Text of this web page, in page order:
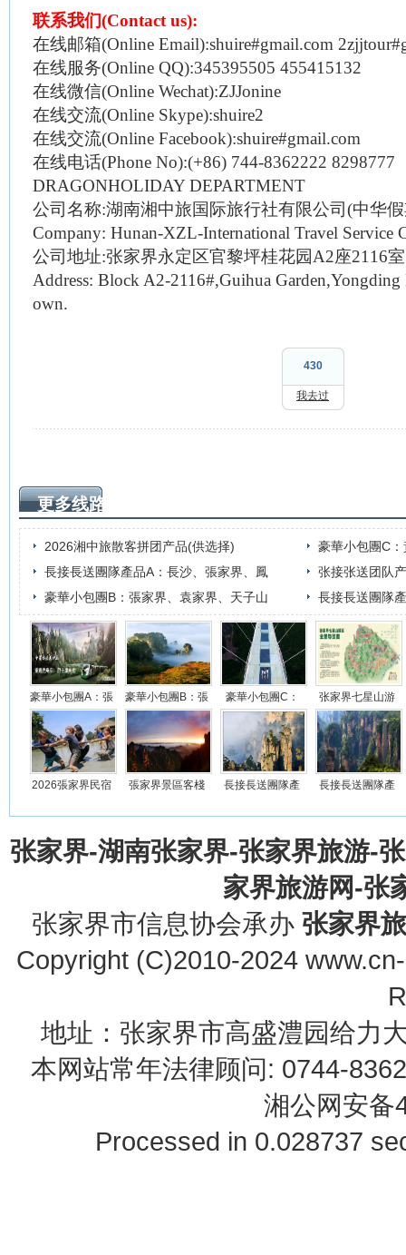
联系我们(Contact us):
在线邮箱(Online Email):shuire#gmail.com
在线服务(Online QQ):345395505 455415132
在线微信(Online Wechat):ZJJonine
在线交流(Online Skype):shuire2
在线交流(Online Facebook):shuire#gmail.com
在线电话(Phone No):(+86) 744-8362222 8298777
DRAGONHOLIDAY DEPARTMENT
公司名称:湖南湘中旅国际旅行社有限公司(中华
Company: Hunan-XZL-International Travel Service
公司地址:张家界永定区官黎坪桂花园A2座2116室
Address: Block A2-2116#,Guihua Garden,Yongding
own.
430
我去过
更多线路
2026湘中旅散客拼团产品(供选择)
豪華小包團C
長接長送團隊產品A：長沙、張家界、鳳
张接张送团队
豪華小包團B：張家界、袁家界、天子山
長接長送團隊
豪華小包團A：張
家界、袁家界、
豪華小包團B：張
家界、袁家界、
豪華小包團C：
黃獅寨、袁家
界、
张家界七星山游
览行程安排
2026張家界民宿
張家界景區客棧
長接長送團隊產
長接長送團隊產
张家界-湖南张家界-张家界旅游-
家界旅游网-张
张家界市信息协会承办 张家界
Copyright (C)2010-2024
地址：张家界市高盛澧园给力
本网站常年法律顾问: 0744-
湘公网安备
Processed in 0.028737